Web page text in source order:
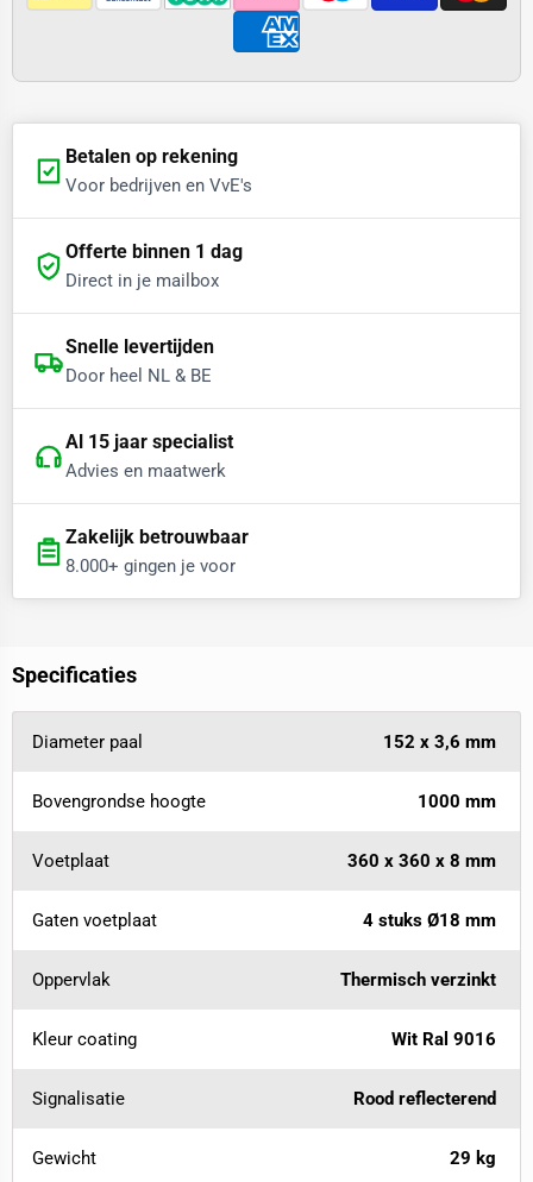
Betalen op rekening
Voor bedrijven en VvE's
Offerte binnen 1 dag
Direct in je mailbox
Snelle levertijden
Door heel NL & BE
Al 15 jaar specialist
Advies en maatwerk
Zakelijk betrouwbaar
8.000+ gingen je voor
Specificaties
Diameter paal 152 x 3,6 mm
Bovengrondse hoogte 1000 mm
Voetplaat 360 x 360 x 8 mm
Gaten voetplaat 4 stuks Ø18 mm
Oppervlak Thermisch verzinkt
Kleur coating Wit Ral 9016
Signalisatie Rood reflecterend
Gewicht 29 kg